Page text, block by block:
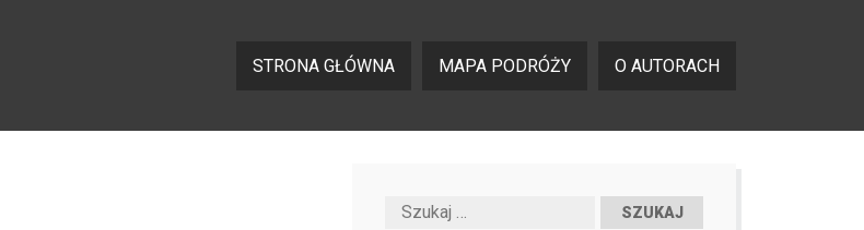
STRONA GŁÓWNA MAPA PODRÓŻY O AUTORACH